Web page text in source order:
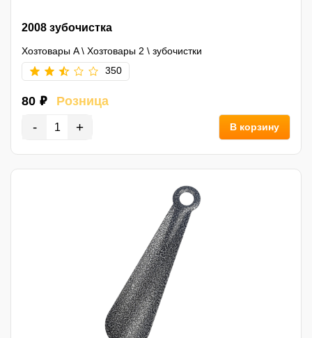
2008 зубочистка
Хозтовары A\ Хозтовары 2 \ зубочистки
350
80 ₽ Розница
- + В корзину